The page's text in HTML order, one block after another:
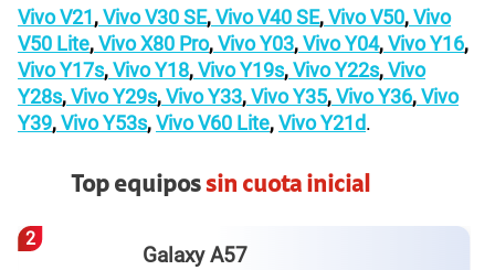
Vivo V21,Vivo V30 SE,Vivo V40 SE,Vivo V50,Vivo
V50 Lite,Vivo X80 Pro,Vivo Y03,Vivo Y04,Vivo Y16,
Vivo Y17s,Vivo Y18,Vivo Y19s,Vivo Y22s,Vivo
Y28s,Vivo Y29s,Vivo Y33,Vivo Y35,Vivo Y36,Vivo
Y39,Vivo Y53s,Vivo V60 Lite,Vivo Y21d.
Top equipossin cuota inicial
3
Redmi Note 15 pro plus